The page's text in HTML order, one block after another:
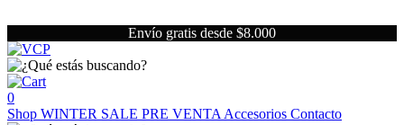
Envío gratis desde $8.000
0
Shop WINTER SALE PRE VENTA Accesorios Contacto